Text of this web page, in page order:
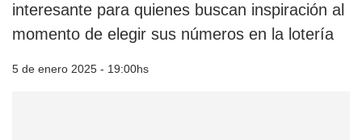
interesante para quienes buscan inspiración al
momento de elegir sus números en la lotería
5 de enero 2025 - 19:00hs